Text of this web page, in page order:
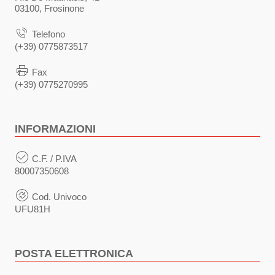
03100, Frosinone
Telefono
(+39) 0775873517
Fax
(+39) 0775270995
INFORMAZIONI
C.F. / P.IVA
80007350608
Cod. Univoco
UFU81H
POSTA ELETTRONICA